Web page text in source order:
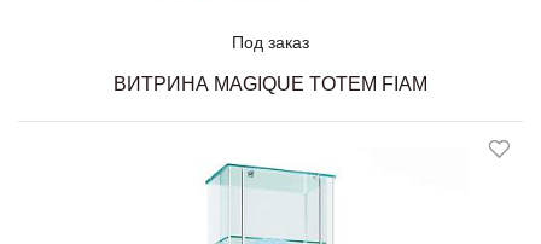
Под заказ
ВИТРИНА MAGIQUE TOTEM FIAM